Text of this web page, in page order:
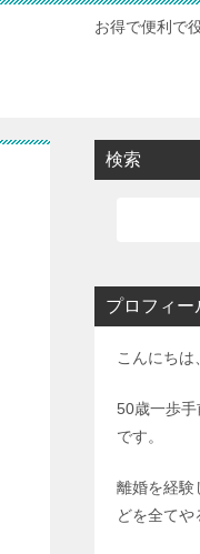
お得で便利で
検索
プロフィー
こんにちは
50歳一歩
です。
離婚を経験
どを全てや